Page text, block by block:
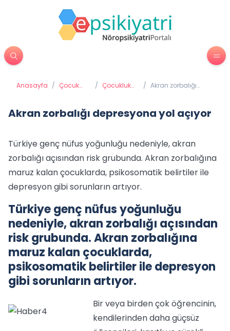
Anasayfa / Çocuk
/ Çocukluk
/ Akran zorbalığı
Akran zorbalığı depresyona yol açıyor
Türkiye genç nüfus yoğunluğu nedeniyle, akran
zorbalığı açısından risk grubunda. Akran zorbalığına
maruz kalan çocuklarda, psikosomatik belirtiler ile
depresyon gibi sorunların artıyor.
Türkiye genç nüfus yoğunluğu
nedeniyle, akran zorbalığı açısından
risk grubunda. Akran zorbalığına
maruz kalan çocuklarda,
psikosomatik belirtiler ile depresyon
gibi sorunların artıyor.
Bir veya birden çok öğrencinin,
kendilerinden daha güçsüz